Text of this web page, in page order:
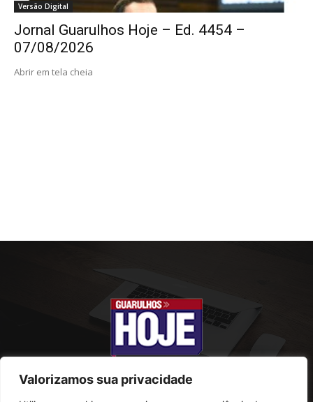
Valorizamos sua privacidade
Versão Digital
Jornal Guarulhos Hoje – Ed. 4454 –
07/08/2026
Abrir em tela cheia